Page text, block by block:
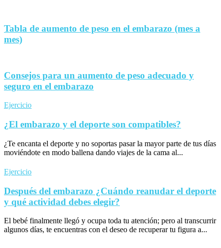
Tabla de aumento de peso en el embarazo (mes a
mes)
Consejos para un aumento de peso adecuado y
seguro en el embarazo
Ejercicio
¿El embarazo y el deporte son compatibles?
¿Te encanta el deporte y no soportas pasar la mayor parte de tus días
moviéndote en modo ballena dando viajes de la cama al...
Ejercicio
Después del embarazo ¿Cuándo reanudar el deporte
y qué actividad debes elegir?
El bebé finalmente llegó y ocupa toda tu atención; pero al transcurrir
algunos días, te encuentras con el deseo de recuperar tu figura a...